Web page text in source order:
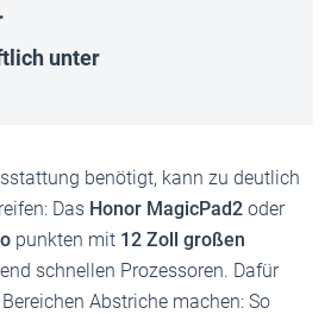
unter
benötigt, kann zu deutlich
Das Honor ­MagicPad2 oder
punkten mit 12 Zoll großen
schnellen Prozessoren. Dafür
Abstriche machen: So